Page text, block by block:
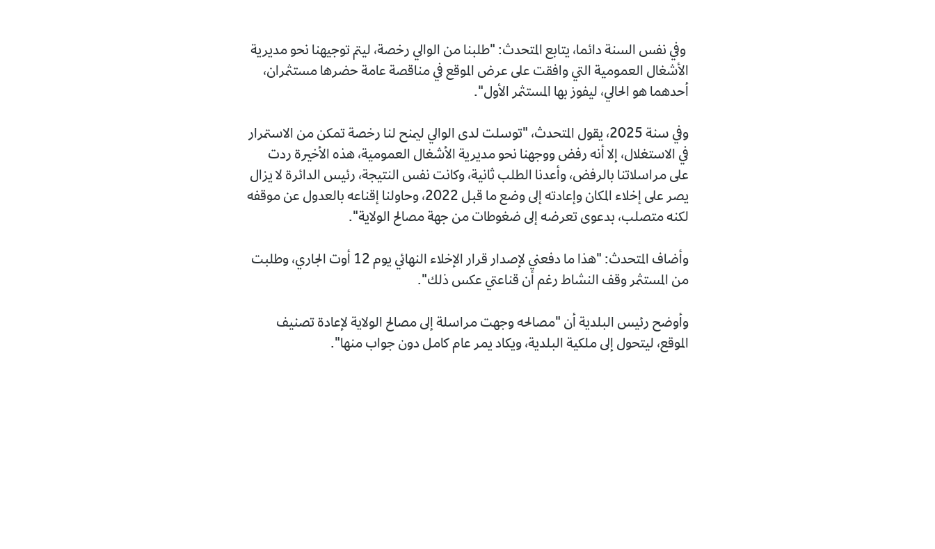
وفي نفس السنة دائما، يتابع المتحدث: "طلبنا من الوالي رخصة، ليتم توجيهنا نحو مديرية
الأشغال العمومية التي وافقت على عرض الموقع في مناقصة عامة حضرها مستثمران،
أحدهما هو الحالي، ليفوز بها المستثمر الأول".
وفي سنة 2025، يقول المتحدث، "توسلت لدى الوالي ليمنح لنا رخصة تمكن من الاستمرار
في الاستغلال، إلا أنه رفض ووجهنا نحو مديرية الأشغال العمومية، هذه الأخيرة ردت
على مراسلاتنا بالرفض، وأعدنا الطلب ثانية، وكانت نفس النتيجة، رئيس الدائرة لا يزال
يصر على إخلاء المكان وإعادته إلى وضع ما قبل 2022، وحاولنا إقناعه بالعدول عن موقفه
لكنه متصلب، بدعوى تعرضه إلى ضغوطات من جهة مصالح الولاية".
وأضاف المتحدث: "هذا ما دفعني لإصدار قرار الإخلاء النهائي يوم 12 أوت الجاري، وطلبت
من المستثمر وقف النشاط رغم أن قناعتي عكس ذلك".
وأوضح رئيس البلدية أن "مصالحه وجهت مراسلة إلى مصالح الولاية لإعادة تصنيف
الموقع، ليتحول إلى ملكية البلدية، ويكاد يمر عام كامل دون جواب منها".